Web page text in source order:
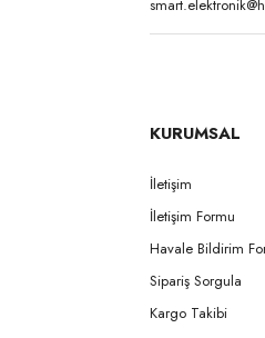
KURUMSAL
İletişim
İletişim Formu
Havale Bildirim
Sipariş Sorgula
Kargo Takibi